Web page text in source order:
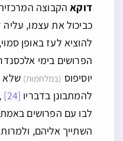
דוקאהקבוצה
כביכול את עצמו,
להוציא לעז באופן
הפרושים בימי
יוסיפוס (במלחמות) שלא
להמתבונן בדבריו [24]
לבו עם הפרושים
השתייך אליהם,